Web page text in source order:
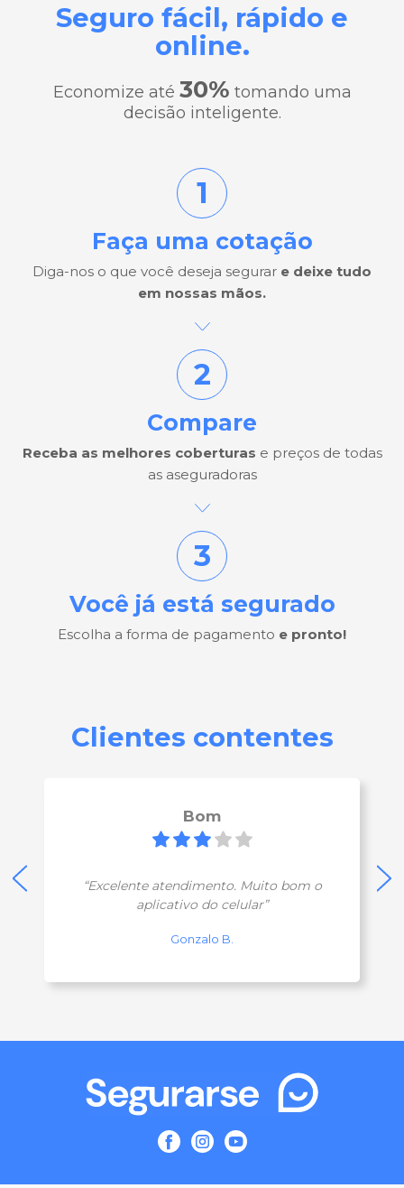
Seguro fácil, rápido e
online.
Economize até 30% tomando uma
decisão inteligente.
1
Faça uma cotação
Diga-nos o que você deseja segurar e deixe tudo
em nossas mãos.
2
Compare
Receba as melhores coberturas e preços de todas
as aseguradoras
3
Você já está segurado
Escolha a forma de pagamento e pronto!
Clientes contentes
Bom
“Excelente atendimento. Muito bom o
aplicativo do celular”
Gonzalo B.